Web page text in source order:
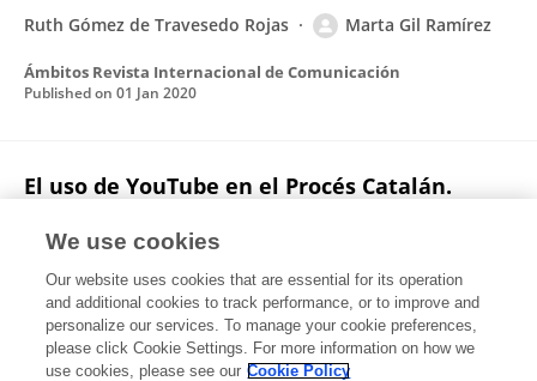
Ruth Gómez de Travesedo Rojas Marta Gil Ramírez
Ámbitos Revista Internacional de Comunicación
Published on 01 Jan 2020
El uso de YouTube en el Procés Catalán.
Media: ¿Prosumidores Mediatizados?
Marta Gil Ramírez
Estudios sobre el Mensaje Periodístico
Published on20 Mar 2019
We use cookies
Our website uses cookies that are essential for its operation
and additional cookies to track performance, or to improve and
personalize our services. To manage your cookie preferences,
please click Cookie Settings. For more information on how we
use cookies, please see our Cookie Policy